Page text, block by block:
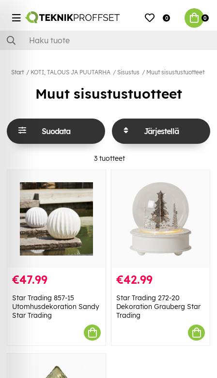
0 0
Start KOTI, TALOUS JA PUUTARHA Sisustus Muut sisustustuotteet
Muut sisustustuotteet
Suodata Järjestellä
3 tuotteet
€47.99
Star Trading 857-15
Utomhusdekoration Sandy
Star Trading
€42.99
Star Trading 272-20
Dekoration Grauberg Star
Trading